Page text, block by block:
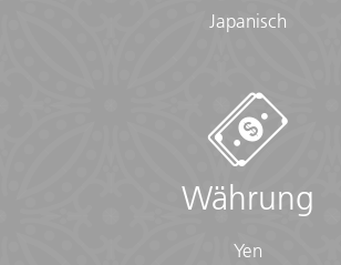
Japanisch
Währung
Yen